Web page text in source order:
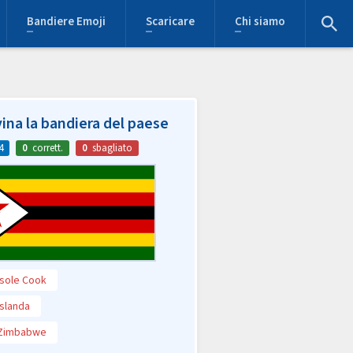
Bandiere Emoji Scaricare Chi siamo
la bandiera del paese
0 corrett. 0 sbagliato
Cook